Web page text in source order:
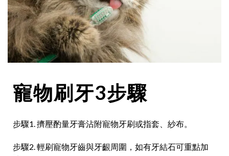
寵物刷牙3步驟
步驟1. 擠壓酌量牙膏沾附寵物牙刷或指套、紗布。
步驟2. 輕刷寵物牙齒與牙齦周圍，如有牙結石可重點加